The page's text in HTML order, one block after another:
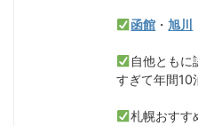
函館 ・旭川
自他ともに
すぎて年間10
札幌おすす